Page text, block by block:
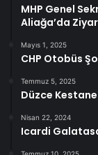
MHP Genel
Aliağa’da
Mayıs 1, 2025
CHP Otobüs
Temmuz 5, 2025
Düzce Kestane
Nisan 22, 2024
Icardi